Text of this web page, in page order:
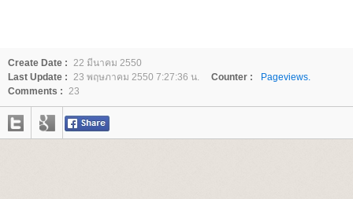
Create Date : 22 มีนาคม 2550
Last Update : 23 พฤษภาคม 2550 7:27:36 น. Counter :
Pageviews.
Comments : 23